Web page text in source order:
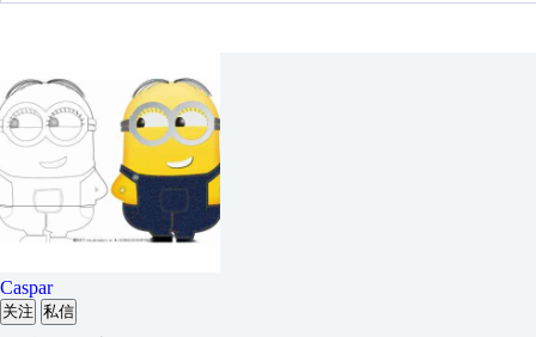
Caspar
关注 私信